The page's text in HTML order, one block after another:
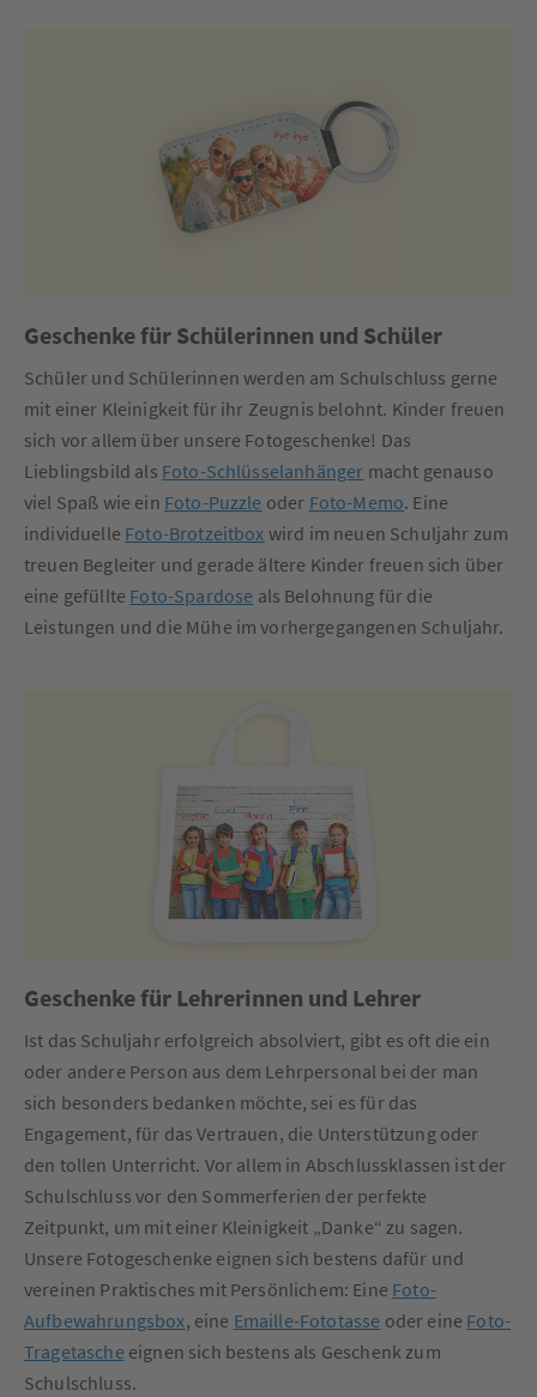
Geschenke für Schülerinnen und Schüler
Schüler und Schülerinnen werden am Schulschluss gerne
mit einer Kleinigkeit für ihr Zeugnis belohnt. Kinder freuen
sich vor allem über unsere Fotogeschenke! Das
Lieblingsbild als Foto-Schlüsselanhänger macht genauso
viel Spaß wie ein Foto-Puzzle oder Foto-Memo. Eine
individuelle Foto-Brotzeitbox wird im neuen Schuljahr zum
treuen Begleiter und gerade ältere Kinder freuen sich über
eine gefüllte Foto-Spardose als Belohnung für die
Leistungen und die Mühe im vorhergegangenen Schuljahr.
Geschenke für Lehrerinnen und Lehrer
Ist das Schuljahr erfolgreich absolviert, gibt es oft die ein
oder andere Person aus dem Lehrpersonal bei der man
sich besonders bedanken möchte, sei es für das
Engagement, für das Vertrauen, die Unterstützung oder
den tollen Unterricht. Vor allem in Abschlussklassen ist der
Schulschluss vor den Sommerferien der perfekte
Zeitpunkt, um mit einer Kleinigkeit „Danke“ zu sagen.
Unsere Fotogeschenke eignen sich bestens dafür und
vereinen Praktisches mit Persönlichem: Eine Foto-
Aufbewahrungsbox, eine Emaille-Fototasse oder eine Foto-
Tragetascheeignen sich bestens als Geschenk zum
Schulschluss.